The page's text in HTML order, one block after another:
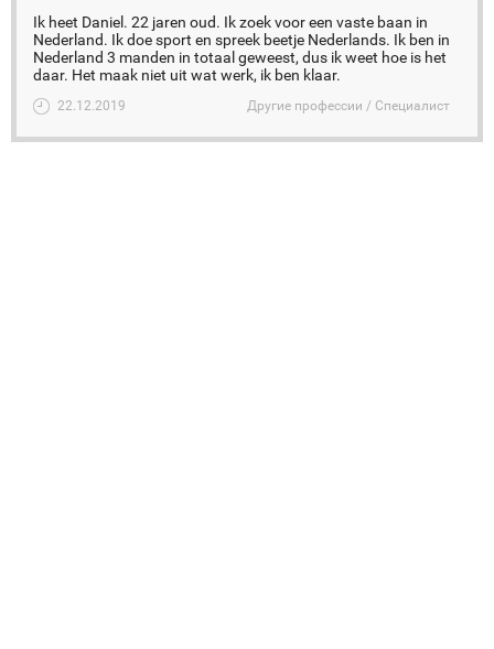
Ik heet Daniel. 22 jaren oud. Ik zoek voor een vaste baan in
Nederland. Ik doe sport en spreek beetje Nederlands. Ik ben in
Nederland 3 manden in totaal geweest, dus ik weet hoe is het
daar. Het maak niet uit wat werk, ik ben klaar.
22.12.2019 Другие профессии / Специалист